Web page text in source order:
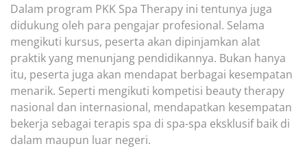
Dalam program PKK Spa Therapy ini tentunya juga
didukung oleh para pengajar profesional. Selama
mengikuti kursus, peserta akan dipinjamkan alat
praktik yang menunjang pendidikannya. Bukan hanya
itu, peserta juga akan mendapat berbagai kesempatan
menarik. Seperti mengikuti kompetisi beauty therapy
nasional dan internasional, mendapatkan kesempatan
bekerja sebagai terapis spa di spa-spa eksklusif baik di
dalam maupun luar negeri.